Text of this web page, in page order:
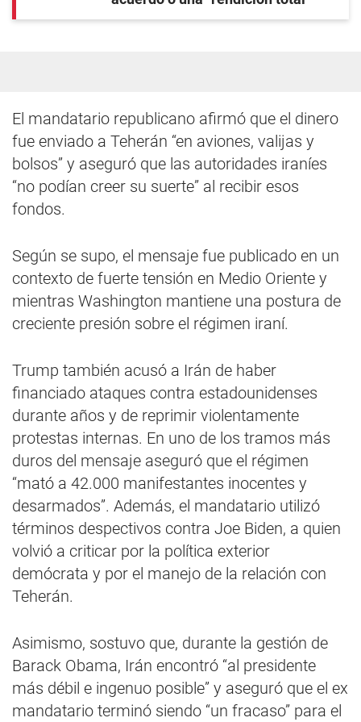
El mandatario republicano afirmó que el dinero
fue enviado a Teherán “en aviones, valijas y
bolsos” y aseguró que las autoridades iraníes
“no podían creer su suerte” al recibir esos
fondos.
Según se supo, el mensaje fue publicado en un
contexto de fuerte tensión en Medio Oriente y
mientras Washington mantiene una postura de
creciente presión sobre el régimen iraní.
Trump también acusó a Irán de haber
financiado ataques contra estadounidenses
durante años y de reprimir violentamente
protestas internas. En uno de los tramos más
duros del mensaje aseguró que el régimen
“mató a 42.000 manifestantes inocentes y
desarmados”. Además, el mandatario utilizó
términos despectivos contra Joe Biden, a quien
volvió a criticar por la política exterior
demócrata y por el manejo de la relación con
Teherán.
Asimismo, sostuvo que, durante la gestión de
Barack Obama, Irán encontró “al presidente
más débil e ingenuo posible” y aseguró que el ex
mandatario terminó siendo “un fracaso” para el